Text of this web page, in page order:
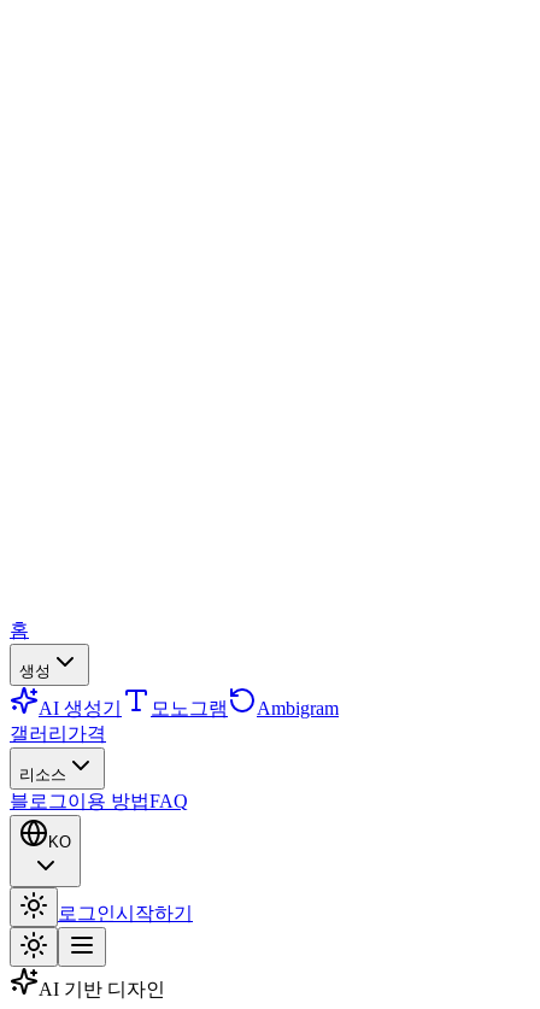
홈
생성
AI 생성기 모노그램
Ambigram
갤러리 가격
리소스
블로그이용 방법FAQ
KO
로그인시작하기
AI 기반 디자인